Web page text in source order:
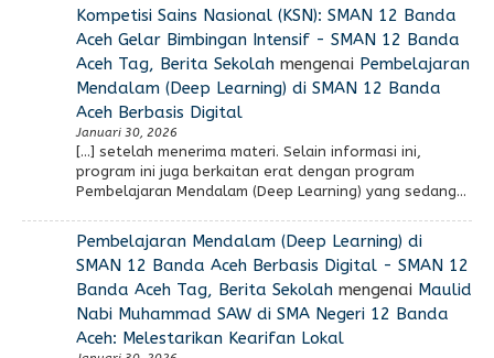
Kompetisi Sains Nasional (KSN): SMAN 12 Banda
Aceh Gelar Bimbingan Intensif - SMAN 12 Banda
Aceh Tag, Berita Sekolahmengenai Pembelajaran
Mendalam (Deep Learning) di SMAN 12 Banda
Aceh Berbasis Digital
Januari 30, 2026
[…] setelah menerima materi. Selain informasi ini,
program ini juga berkaitan erat dengan program
Pembelajaran Mendalam (Deep Learning) yang sedang…
Pembelajaran Mendalam (Deep Learning) di
SMAN 12 Banda Aceh Berbasis Digital - SMAN 12
Banda Aceh Tag, Berita Sekolahmengenai Maulid
Nabi Muhammad SAW di SMA Negeri 12 Banda
Aceh: Melestarikan Kearifan Lokal